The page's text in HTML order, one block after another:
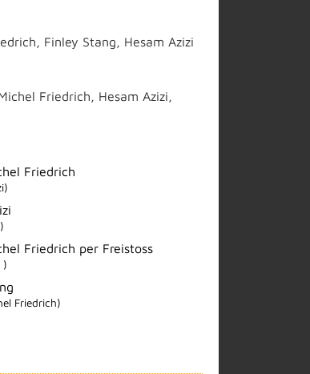
Finley Stang Hesam Azizi
Friedrich Hesam Azizi
Friedrich
Friedrich per Freistoss
)
Friedrich)